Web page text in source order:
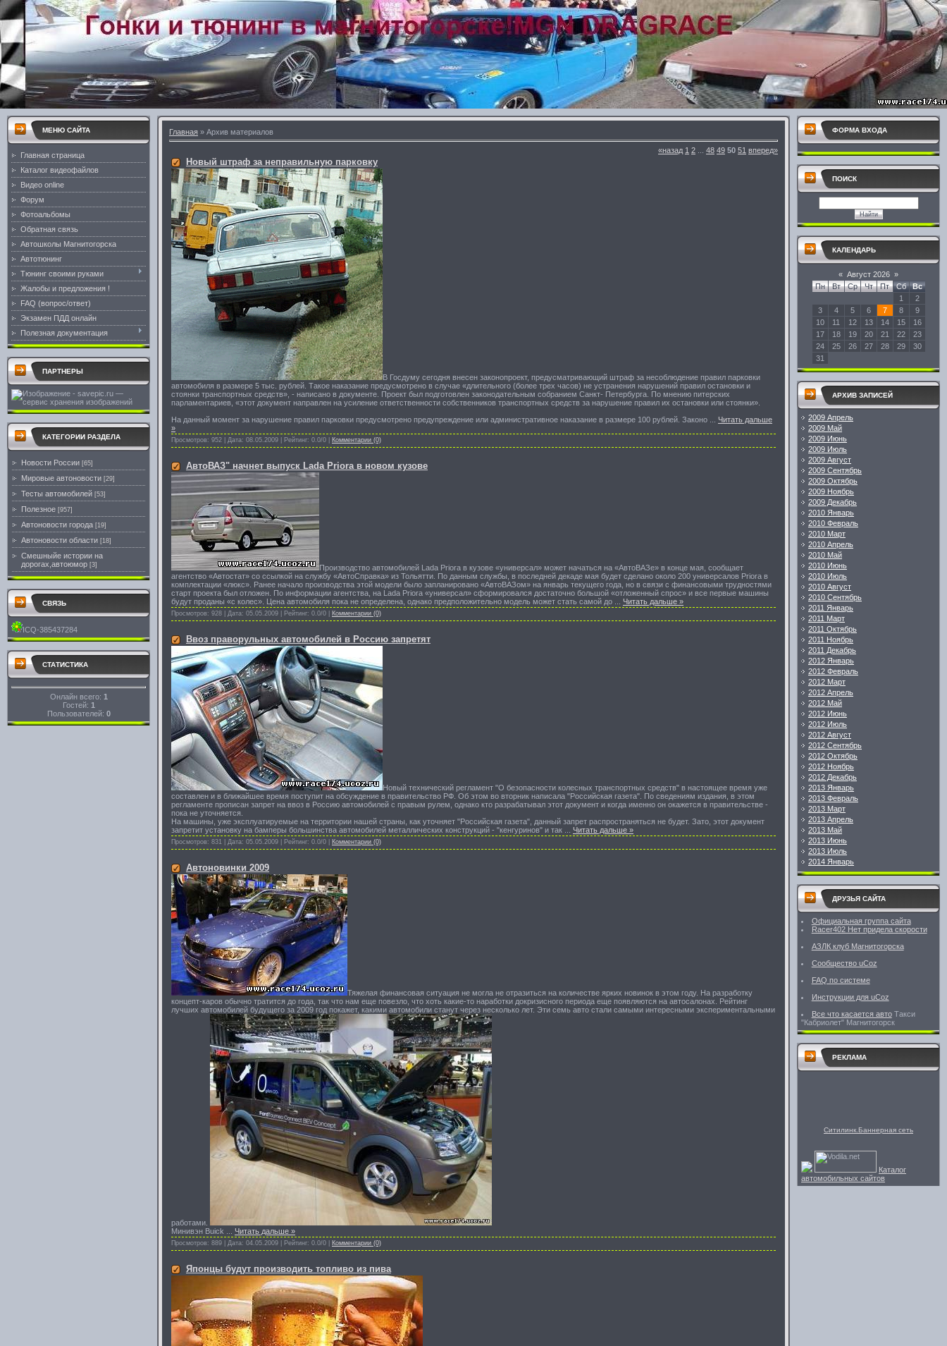
МЕНЮ САЙТА
Главная страница
Каталог видеофайлов
Видео online
Форум
Фотоальбомы
Обратная связь
Автошколы Магнитогорска
Автотюнинг
Тюнинг своими руками
Жалобы и предложения !
FAQ (вопрос/ответ)
Экзамен ПДД онлайн
Полезная документация
ПАРТНЕРЫ
КАТЕГОРИИ РАЗДЕЛА
Новости России [65]
Мировые автоновости [29]
Тесты автомобилей [53]
Полезное [957]
Автоновости города [19]
Автоновости области [18]
Смешныйе истории на
дорогах,автоюмор [3]
СВЯЗЬ
ICQ-385437284
СТАТИСТИКА
Онлайн всего: 1
Гостей: 1
Пользователей: 0
Главная » Архив материалов
«назад 1 2 48 49 50 51 вперед»
Новый штраф за неправильную парковку
В Госдуму сегодня внесен законопроект, предусматривающий штраф за несоблюдение правил парковки
автомобиля в размере 5 тыс. рублей. Такое наказание предусмотрено в случае «длительного (более трех часов) не устранения нарушений правил остановки и
стоянки транспортных средств», - написано в документе. Проект был подготовлен законодательным собранием Санкт- Петербурга. По мнению питерских
парламентариев, «этот документ направлен на усиление ответственности собственников транспортных средств за нарушение правил их остановки или стоянки».
На данный момент за нарушение правил парковки предусмотрено предупреждение или административное наказание в размере 100 рублей. Законо
Читать дальше
»
Просмотров: 952 | Дата: 08.05.2009 | Рейтинг: 0.0/0 | Комментарии (0)
АвтоВАЗ" начнет выпуск Lada Priora в новом кузове
Производство автомобилей Lada Priora в кузове «универсал» может начаться на «АвтоВАЗе» в конце мая, сообщает
агентство «Автостат» со ссылкой на службу «АвтоСправка» из Тольятти. По данным службы, в последней декаде мая будет сделано около 200 универсалов Priora в
комплектации «люкс». Ранее начало производства этой модели было запланировано «АвтоВАЗом» на январь текущего года, но в связи с финансовыми трудностями
старт проекта был отложен. По информации агентства, на Lada Priora «универсал» сформировался достаточно большой «отложенный спрос» и все первые машины
будут проданы «с колес». Цена автомобиля пока не определена, однако предположительно модель может стать самой до
Читать дальше »
Просмотров: 928 | Дата: 05.05.2009 | Рейтинг: 0.0/0 | Комментарии (0)
Ввоз праворульных автомобилей в Россию запретят
Новый технический регламент "О безопасности колесных транспортных средств" в настоящее время уже
составлен и в ближайшее время поступит на обсуждение в правительство РФ. Об этом во вторник написала "Российская газета". По сведениям издания, в этом
регламенте прописан запрет на ввоз в Россию автомобилей с правым рулем, однако кто разрабатывал этот документ и когда именно он окажется в правительстве -
пока не уточняется.
На машины, уже эксплуатируемые на территории нашей страны, как уточняет "Российская газета", данный запрет распространяться не будет. Зато, этот документ
запретит установку на бамперы большинства автомобилей металлических конструкций - "кенгуринов" и так
Читать дальше »
Просмотров: 831 | Дата: 05.05.2009 | Рейтинг: 0.0/0 | Комментарии (0)
Автоновинки 2009
Тяжелая финансовая ситуация не могла не отразиться на количестве ярких новинок в этом году. На разработку
концепт-каров обычно тратится до года, так что нам еще повезло, что хоть какие-то наработки докризисного периода еще появляются на автосалонах. Рейтинг
лучших автомобилей будущего за 2009 год покажет, какими автомобили станут через несколько лет. Эти семь авто стали самыми интересными экспериментальными
работами.
Минивэн Buick
Читать дальше »
Просмотров: 889 | Дата: 04.05.2009 | Рейтинг: 0.0/0 | Комментарии (0)
Японцы будут производить топливо из пива
ФОРМА ВХОДА
ПОИСК
КАЛЕНДАРЬ
« Август 2026 »
Пн
Вт Ср Чт Пт Сб
Вс
1
2
3
4 5 6 7 8
9
10
11 12 13 14 15
16
17
18 19 20 21 22
23
24
25 26 27 28 29
30
31
АРХИВ ЗАПИСЕЙ
2009 Апрель
2009 Май
2009 Июнь
2009 Июль
2009 Август
2009 Сентябрь
2009 Октябрь
2009 Ноябрь
2009 Декабрь
2010 Январь
2010 Февраль
2010 Март
2010 Апрель
2010 Май
2010 Июнь
2010 Июль
2010 Август
2010 Сентябрь
2011 Январь
2011 Март
2011 Октябрь
2011 Ноябрь
2011 Декабрь
2012 Январь
2012 Февраль
2012 Март
2012 Апрель
2012 Май
2012 Июнь
2012 Июль
2012 Август
2012 Сентябрь
2012 Октябрь
2012 Ноябрь
2012 Декабрь
2013 Январь
2013 Февраль
2013 Март
2013 Апрель
2013 Май
2013 Июнь
2013 Июль
2014 Январь
ДРУЗЬЯ САЙТА
Официальная группа сайта
Racer402 Нет придела скорости
АЗЛК клуб Магнитогорска
Сообщество uCoz
FAQ по системе
Инструкции для uCoz
Все что касается авто Такси
"Кабриолет" Магнитогорск
РЕКЛАМА
Ситилинк.Баннерная сеть
Каталог
автомобильных сайтов